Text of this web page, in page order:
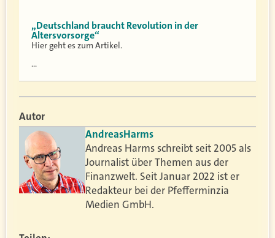
„Deutschland braucht Revolution in der
Altersvorsorge“
Hier geht es zum Artikel.
…
Autor
AndreasHarms
Andreas Harms schreibt seit 2005 als
Journalist über Themen aus der
Finanzwelt. Seit Januar 2022 ist er
Redakteur bei der Pfefferminzia
Medien GmbH.